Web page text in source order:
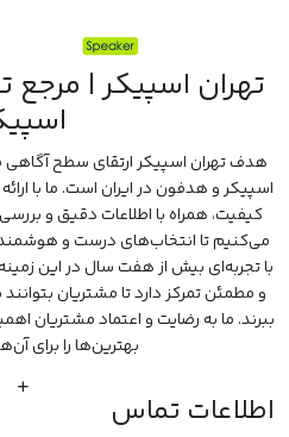
تهران اسپیکر |
هدف تهران اسپیکر ارتقای سطح آگاهی
اسپیکر و هدفون در ایران است. ما با
کیفیت، همراه با اطلاعات دقیق و
می‌کنیم تا انتخاب‌های درست و
با تجربه‌ای بیش از هفت سال در این
و مطمئن تمرکز دارد تا مشتریان
ببرند. ما به رضایت و اعتماد مشتریان
بهترین‌ها را برای
اطلاعات تماس